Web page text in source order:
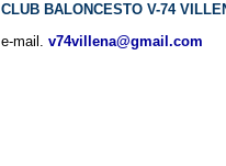
CLUB BALONCESTO V-74
e-mail. v74villena@gmail.com